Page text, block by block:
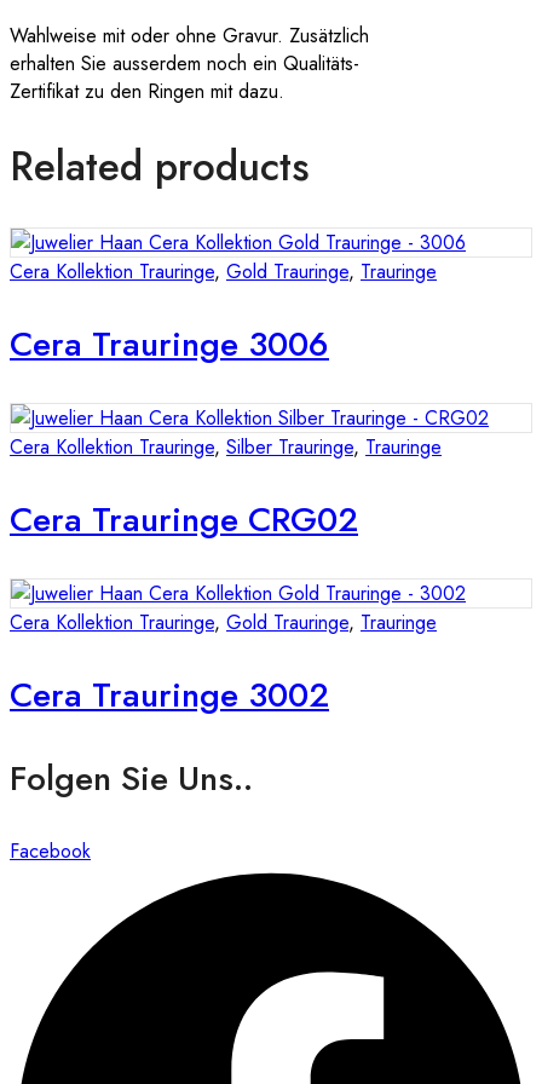
Wahlweise mit oder ohne Gravur. Zusätzlich
erhalten Sie ausserdem noch ein Qualitäts-
Zertifikat zu den Ringen mit dazu.
Related products
Cera Kollektion Trauringe, Gold Trauringe, Trauringe
Cera Trauringe 3006
Cera Kollektion Trauringe, Silber Trauringe, Trauringe
Cera Trauringe CRG02
Cera Kollektion Trauringe, Gold Trauringe, Trauringe
Cera Trauringe 3002
Folgen Sie Uns..
Facebook